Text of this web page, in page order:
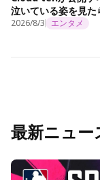
泣いている姿を見た
2026/8/3 エンタメ
最新ニュー